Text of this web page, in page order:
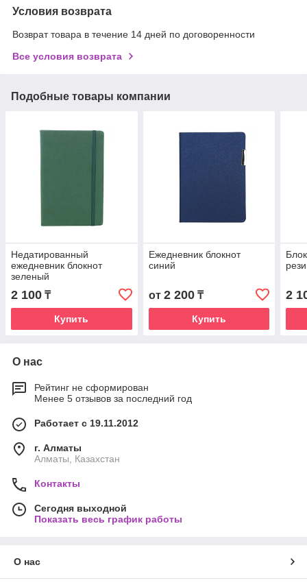
Условия возврата
Возврат товара в течение 14 дней по договоренности
Все условия возврата
Подобные товары компании
Недатированный
ежедневник блокнот
зеленый
2 100 ₸
Купить
Ежедневник блокнот
синий
от 2 200₸
Купить
2
О нас
Рейтинг не сформирован
Менее 5 отзывов за последний год
Работает с 19.11.2012
г. Алматы
Алматы, Казахстан
Контакты
Сегодня выходной
Показать весь график работы
О нас